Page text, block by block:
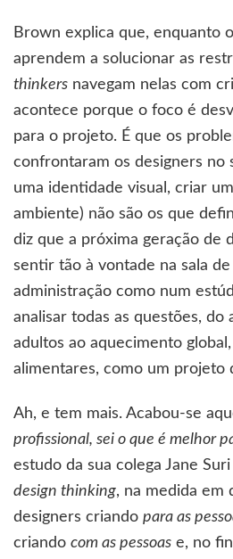
Brown explica que, enquanto
aprendem a solucionar as
thinkers navegam nelas com
acontece porque o foco é
para o projeto. É que os
confrontaram os designers no
uma identidade visual, criar
ambiente) não são os que
diz que a próxima geração de
sentir tão à vontade na sala
administração como num
analisar todas as questões, do
adultos ao aquecimento
alimentares, como um projeto
Ah, e tem mais. Acabou-se
profissional, sei o que é melhor
estudo da sua colega Jane
design thinking, na medida em
designers criando para as
criando com as pessoas e, no